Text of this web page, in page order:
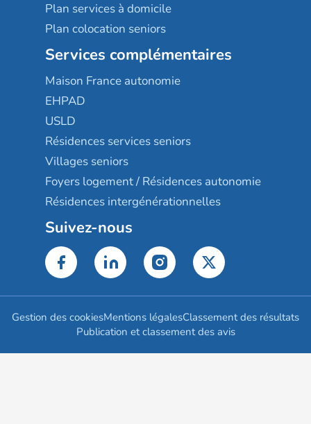
Plan services à domicile
Plan colocation seniors
Services complémentaires
Maison France autonomie
EHPAD
USLD
Résidences services seniors
Villages seniors
Foyers logement / Résidences autonomie
Résidences intergénérationnelles
Suivez-nous
Gestion des cookiesMentions légalesClassement des résultats
Publication et classement des avis